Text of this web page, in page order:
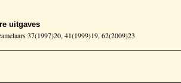
uitgaves
37(1997)20, 41(1999)19, 62(2009)23